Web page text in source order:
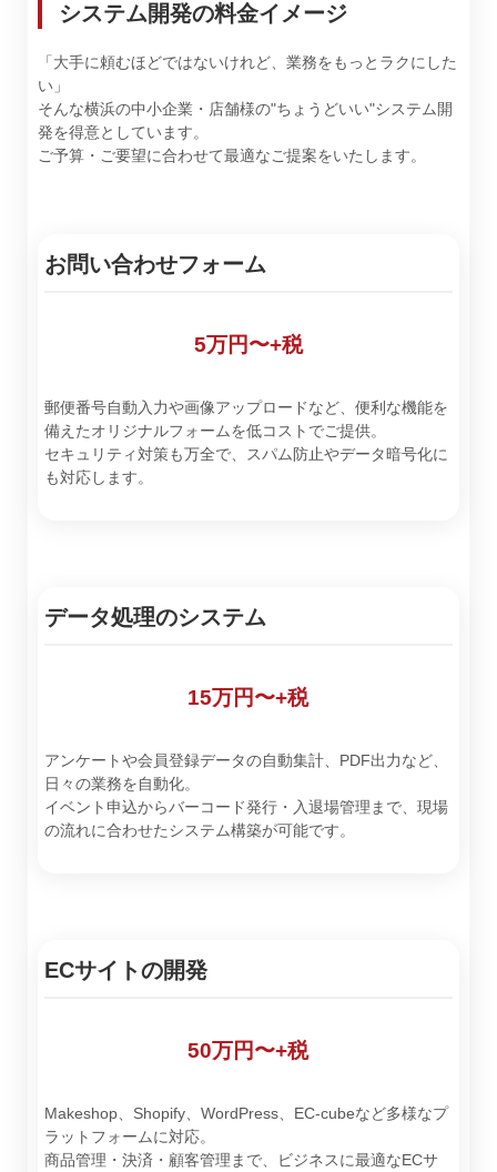
システム開発の料金イメージ
「大手に頼むほどではないけれど、業務をもっとラクにした
い」
そんな横浜の中小企業・店舗様の"ちょうどいい"システム開
発を得意としています。
ご予算・ご要望に合わせて最適なご提案をいたします。
お問い合わせフォーム
5万円〜+税
郵便番号自動入力や画像アップロードなど、便利な機能を
備えたオリジナルフォームを低コストでご提供。
セキュリティ対策も万全で、スパム防止やデータ暗号化に
も対応します。
データ処理のシステム
15万円〜+税
アンケートや会員登録データの自動集計、PDF出力など、
日々の業務を自動化。
イベント申込からバーコード発行・入退場管理まで、現場
の流れに合わせたシステム構築が可能です。
ECサイトの開発
50万円〜+税
Makeshop、Shopify、WordPress、EC-cubeなど多様なプ
ラットフォームに対応。
商品管理・決済・顧客管理まで、ビジネスに最適なECサ